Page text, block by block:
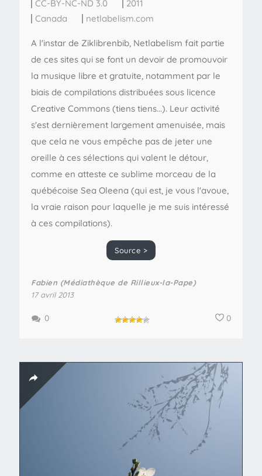
CC-BY-NC-ND 3.0
2011
Canada
netlabelism.com
A l'instar de Ziklibrenbib, Netlabelism fait partie
de ces sites qui se font un devoir de promouvoir
la musique libre et gratuite, notamment par le
biais de compilations distribuées sous licence
Creative Commons (tiens tiens...). Leur activité
s'est dernièrement largement amenuisée, mais
que cela ne vous empêche pas de jeter une
oreille à ces sélections qui valent le détour,
comme en atteste ce sublime morceau de la
québécoise Sea Oleena (qui est, je vous l'avoue,
la vraie raison pour laquelle je me suis intéressé
à ces compilations).
Source >
Fabien (Médiathèque de Rillieux-la-Pape)
17 avril 2013
0
0